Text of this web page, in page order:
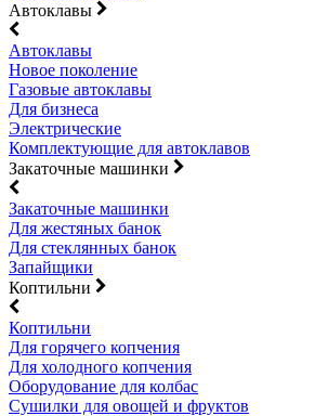
Автоклавы
Автоклавы
Новое поколение
Газовые автоклавы
Для бизнеса
Электрические
Комплектующие для автоклавов
Закаточные машинки
Закаточные машинки
Для жестяных банок
Для стеклянных банок
Запайщики
Коптильни
Коптильни
Для горячего копчения
Для холодного копчения
Оборудование для колбас
Сушилки для овощей и фруктов